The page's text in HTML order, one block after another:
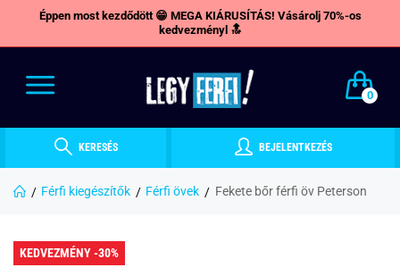
Éppen most kezdődött 😁 MEGA KIÁRUSÍTÁS! Vásárolj 70%-os
kedvezményl 🔝
0
KERESÉS BEJELENTKEZÉS
Férfi kiegészítők Férfi övek Fekete bőr férfi öv Peterson
KEDVEZMÉNY -30%